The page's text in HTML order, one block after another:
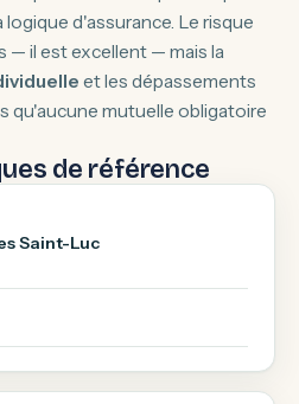
d'assurance. Le risque
— il est excellent — mais la
et les dépassements
qu'aucune mutuelle obligatoire
de référence
Saint-Luc